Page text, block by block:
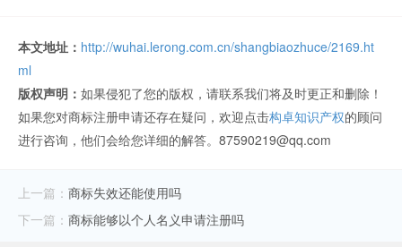
本文地址： http://wuhai.lerong.com.cn/shangbiaozhuce/2169.ht
ml
版权声明： 如果侵犯了您的版权，请联系我们将及时更正和删除！
如果您对商标注册申请还存在疑问，欢迎点击构卓知识产权的顾问
进行咨询，他们会给您详细的解答。87590219@qq.com
上一篇： 商标失效还能使用吗
下一篇： 商标能够以个人名义申请注册吗